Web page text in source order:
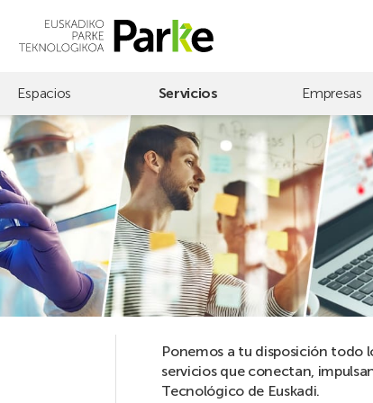
Espacios Servicios Empresas
Ponemos a tu disposición todo
servicios que conectan,
Tecnológico de Euskadi.